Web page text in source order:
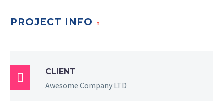
PROJECT INFO
 CLIENT
Awesome Company LTD